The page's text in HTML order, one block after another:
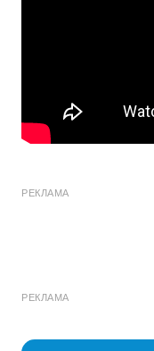
РЕКЛАМА
РЕКЛАМА